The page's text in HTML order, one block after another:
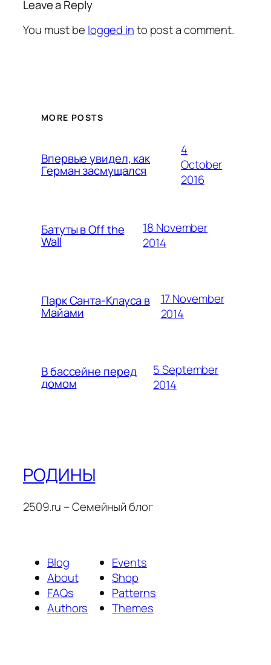
Leave a Reply
You must be logged into post a comment.
MORE POSTS
Впервые увидел, как
Герман засмущался
4
October
2016
Батуты в Off the
Wall
18 November
2014
Парк Санта-Клауса в
Майами
17 November
2014
В бассейне перед
домом
5 September
2014
РОДИНЫ
2509.ru – Семейный блог
Blog
About
FAQs
Authors
Events
Shop
Patterns
Themes